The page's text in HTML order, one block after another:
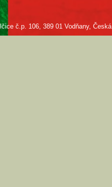
č.p. 106, 389 01 Vodňany,